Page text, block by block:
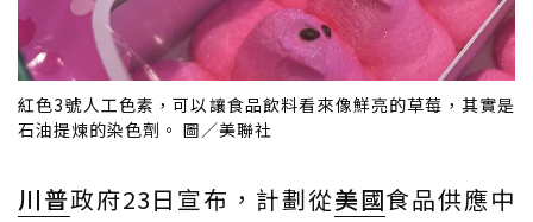
紅色3號人工色素，可以讓食品飲料看來像鮮亮的草莓，其實是
石油提煉的染色劑。 圖／美聯社
川普政府23日宣布，計劃從美國食品供應中